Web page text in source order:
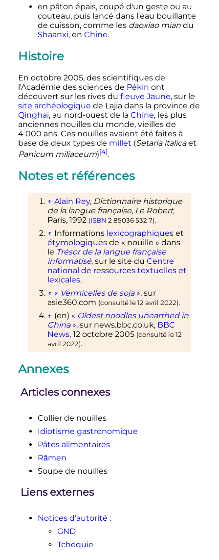
en pâton épais, coupé d'un geste ou au
couteau, puis lancé dans l'eau bouillante
de cuisson, comme les daoxiao miandu
Shaanxi, en Chine.
Histoire
En octobre 2005, des scientifiques de
l'Académie des sciences de Pékin ont
découvert sur les rives du fleuve Jaune, sur le
site archéologique de Lajia dans la province de
Qinghai, au nord-ouest de la Chine, les plus
anciennes nouilles du monde, vieilles de
4 000 ans. Ces nouilles avaient été faites à
base de deux types de millet (Setaria italicaet
Panicum miliaceum)[4].
Notes et références
↑ Alain Rey, Dictionnaire historique
de la langue française, Le Robert,
Paris, 1992 (ISBN 2 85036 532 7).
↑ Informations lexicographiqueset
étymologiquesde « nouille » dans
le Trésor de la langue française
informatisé, sur le site du Centre
national de ressources textuelles et
lexicales.
↑ « Vermicelles de soja », sur
asie360.com (consulté le12 avril 2022).
↑ (en) « Oldest noodles unearthed in
China », sur news.bbc.co.uk, BBC
News, 12 octobre 2005 (consulté le12
avril 2022).
Annexes
Articles connexes
Collier de nouilles
Idiotisme gastronomique
Pâtes alimentaires
Rāmen
Soupe de nouilles
Liens externes
Notices d'autorité :
GND
Tchéquie